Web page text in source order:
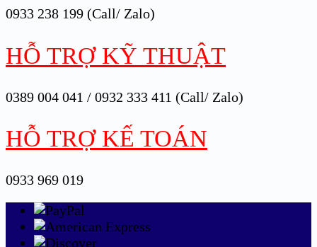
0933 238 199 (Call/ Zalo)
HỖ TRỢ KỸ THUẬT
0389 004 041 / 0932 333 411 (Call/ Zalo)
HỖ TRỢ KẾ TOÁN
0933 969 019